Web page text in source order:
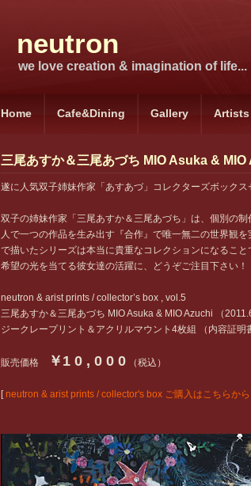
neutron
we love creation & imagination of life...
Home Cafe&Dining Gallery Artists
三尾あすか＆三尾あづち MIO Asuka &
遂に人気双子姉妹作家「あすあづ」コレクターズボックス
双子の姉妹作家「三尾あすか＆三尾あづち」は、個別の
人で一つの作品を生み出す『合作』で唯一無二の世界観
で描いたシリーズは本当に貴重なコレクションになるこ
希望の光を当てる彼女達の活躍に、どうぞご注目下さい！
neutron & arist prints / collector’s box , vol.5
三尾あすか＆三尾あづち MIO Asuka & MIO Azuchi （
ジークレープリント＆アクリルマウント4枚組 （内容証明
販売価格 ￥1 0 , 0 0 0 （税込）
[neutron & arist prints / collector's box ご購入はこちらから